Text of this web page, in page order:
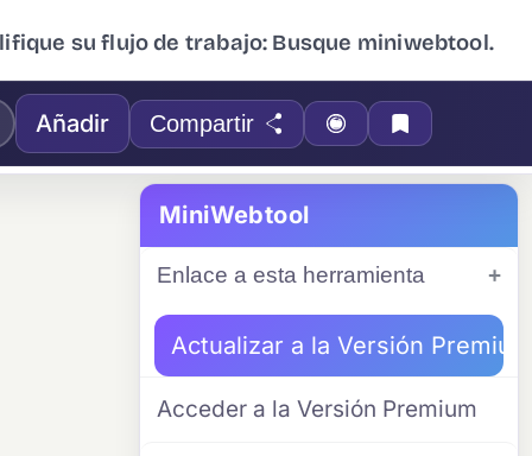
su flujo de trabajo: Busque miniwebtool.
Añadir Compartir
MiniWebtool
Enlace a esta herramienta
Actualizar a la Versión Premium
Acceder a la Versión Premium